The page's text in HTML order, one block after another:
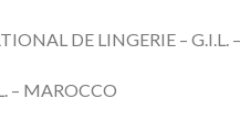
DE LINGERIE – G.I.L.
– MAROCCO